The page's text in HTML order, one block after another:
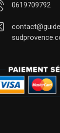
0619709792